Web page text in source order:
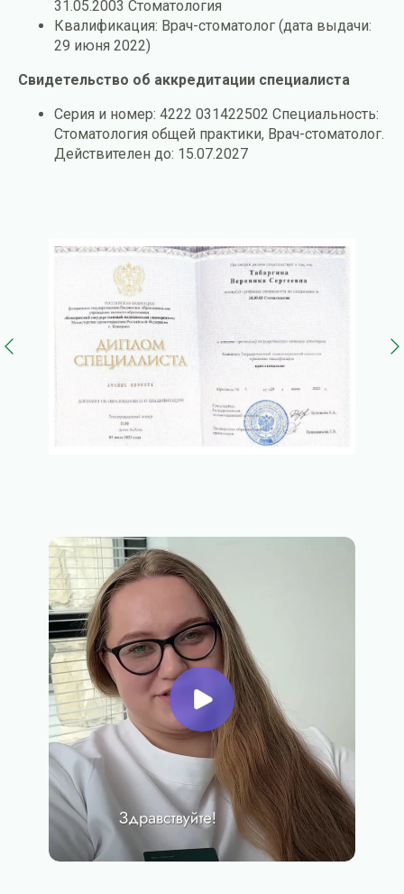
31.05.2003 Стоматология
Квалификация: Врач-стоматолог (дата выдачи:
29 июня 2022)
Свидетельство об аккредитации специалиста
Серия и номер: 4222 031422502 Специальность:
Стоматология общей практики, Врач-стоматолог.
Действителен до: 15.07.2027